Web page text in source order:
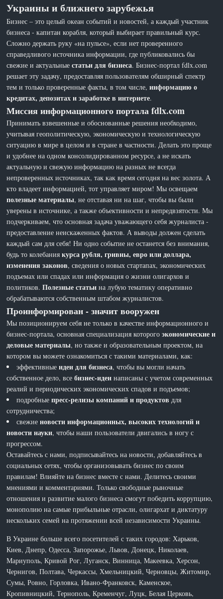
Украины и ближнего зарубежья
Бизнес – это целый океан событий и новостей, а каждый участник
бизнеса - капитан корабля, который выбирает правильный курс.
Сложно держать руку «на пульсе», если нет проверенного
справедливого источника информации, где публиковались бы
свежие и актуальныестатьи для бизнеса. Бизнес-портал fdlx.com
решает эту задачу, предоставляя пользователям обширный спектр
тем и только проверенные факты, в том числе,информацию о
кредитах, депозитах и заработке в интернете.
Миссия информационного портала fdlx.com
Принимать взвешенные и обоснованные решения необходимо,
учитывая геополитическую, экономическую и технологическую
ситуацию в мире в целом и в стране в частности. Делать это проще
и удобнее на одном консолидированном ресурсе, а не искать
актуальную и свежую информацию на разных не всегда
непроверенных источниках, так как время сегодня на вес золота. А
кто владеет информацией, тот управляет миром! Мы освещаем
полезные материалы, не отставая ни на шаг, чтобы вы были
уверены в источнике, а также объективности и непредвзятости. Мы
подчеркиваем, что основная задача уважающего себя журналиста -
предоставление неискаженных фактов. А выводы должен сделать
каждый сам для себя! Ни одно событие не останется без внимания,
будь то колебаниякурса рубля, гривны, евро или доллара,
изменения законов, сведения о новых стартапах, экономических
подъемах или спадах или информация о жизни олигархов и
политиков.Полезные статьи на лубую тематику оперативно
обрабатываются собственным штабом журналистов.
Проинформирован - значит вооружен
Мы позиционируем себя не только в качестве информационного и
бизнес-портала, основная специализация которогоэкономические и
деловые материалы, но также и образовательным проектом, на
котором вы можете ознакомиться с такими материалами, как:
эффективныеидеи для бизнеса, чтобы вы могли начать
собственное дело, всебизнес-идеи написаны с учетом современных
реалий и периодических экономических спадов и подъемов;
подробныепресс-релизы компаний и продуктов для
сотрудничества;
свежиеновости информационных, высоких технологий и
новости науки, чтобы наши пользователи двигались в ногу с
прогрессом.
Оставайтесь с нами, подписывайтесь на новости, добавляйтесь в
социальных сетях, чтобы организовывать бизнес по своим
правилам! Влияйте на бизнес вместе с нами. Делитесь своими
мнениями и комментариями. Только свободные рыночные
отношения и развитие малого бизнеса смогут победить коррупцию,
монополию на самые прибыльные отрасли, олигархат и диктатуру
нескольких семей на протяжении всей независимости Украины.
В Украине больше всего посетителей с таких городов: Харьков,
Киев, Днепр, Одесса, Запорожье, Львов, Донецк, Николаев,
Мариуполь, Кривой Рог, Луганск, Винница, Макеевка, Херсон,
Чернигов, Полтава, Черкассы, Хмельницкий, Черновцы, Житомир,
Сумы, Ровно, Горловка, Ивано-Франковск, Каменское,
Кропивницкий, Тернополь, Кременчуг, Луцк, Белая Церковь,